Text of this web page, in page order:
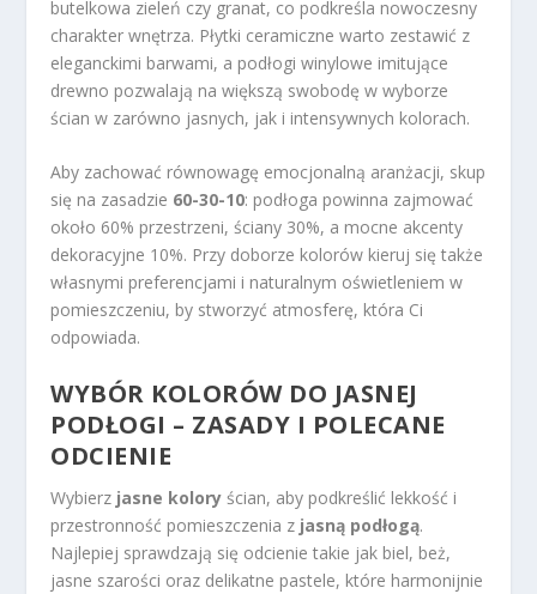
butelkowa zieleń czy granat, co podkreśla nowoczesny
charakter wnętrza. Płytki ceramiczne warto zestawić z
eleganckimi barwami, a podłogi winylowe imitujące
drewno pozwalają na większą swobodę w wyborze
ścian w zarówno jasnych, jak i intensywnych kolorach.
Aby zachować równowagę emocjonalną aranżacji, skup
się na zasadzie 60-30-10: podłoga powinna zajmować
około 60% przestrzeni, ściany 30%, a mocne akcenty
dekoracyjne 10%. Przy doborze kolorów kieruj się także
własnymi preferencjami i naturalnym oświetleniem w
pomieszczeniu, by stworzyć atmosferę, która Ci
odpowiada.
WYBÓR KOLORÓW DO JASNEJ
PODŁOGI – ZASADY I POLECANE
ODCIENIE
Wybierz jasne kolory ścian, aby podkreślić lekkość i
przestronność pomieszczenia z jasną podłogą.
Najlepiej sprawdzają się odcienie takie jak biel, beż,
jasne szarości oraz delikatne pastele, które harmonijnie